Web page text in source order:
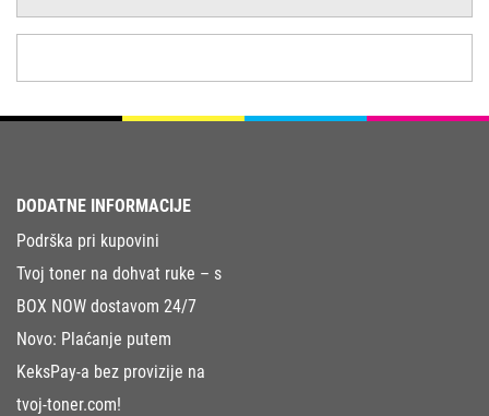
DODATNE INFORMACIJE
Podrška pri kupovini
Tvoj toner na dohvat ruke – s
BOX NOW dostavom 24/7
Novo: Plaćanje putem
KeksPay-a bez provizije na
tvoj-toner.com!